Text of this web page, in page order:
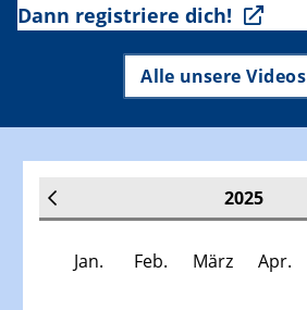
Dann registriere dich!
Alle unsere Videos
2025
Jan. Feb. März Apr.